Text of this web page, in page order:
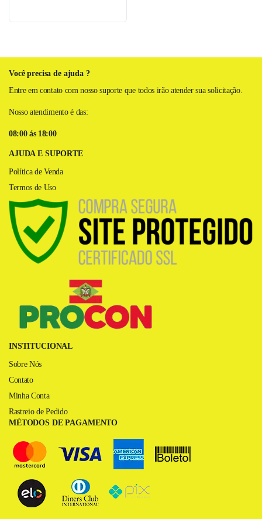
Você precisa de ajuda ?
Entre em contato com nosso suporte que todos irão atender sua solicitação.
Nosso atendimento é das:
08:00 ás 18:00
AJUDA E SUPORTE
Política de Venda
Termos de Uso
INSTITUCIONAL
Sobre Nós
Contato
Minha Conta
Rastreio de Pedido
MÉTODOS DE PAGAMENTO